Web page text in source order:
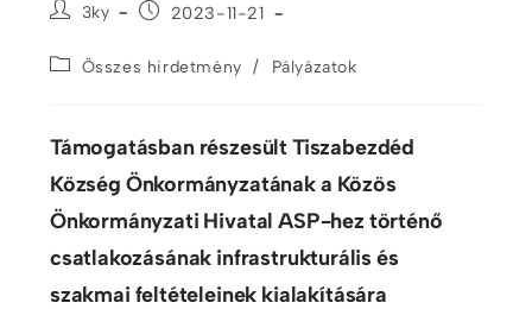
3ky 2023-11-21
Összes hirdetmény / Pályázatok
Támogatásban részesült Tiszabezdéd
Község Önkormányzatának a Közös
Önkormányzati Hivatal ASP-hez történő
csatlakozásának infrastrukturális és
szakmai feltételeinek kialakítására